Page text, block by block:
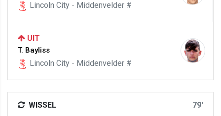
Lincoln City - Middenvelder #
UIT
T. Bayliss
Lincoln City - Middenvelder #
WISSEL 79'